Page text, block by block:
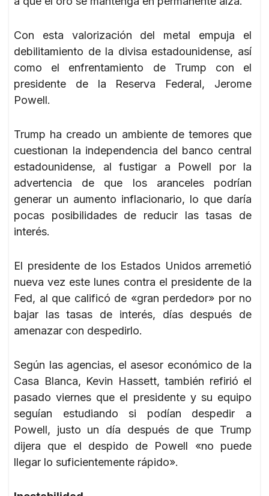
Con esta valorización del metal empuja el
debilitamiento de la divisa estadounidense, así
como el enfrentamiento de Trump con el
presidente de la Reserva Federal, Jerome
Powell.
Trump ha creado un ambiente de temores que
cuestionan la independencia del banco central
estadounidense, al fustigar a Powell por la
advertencia de que los aranceles podrían
generar un aumento inflacionario, lo que daría
pocas posibilidades de reducir las tasas de
interés.
El presidente de los Estados Unidos arremetió
nueva vez este lunes contra el presidente de la
Fed, al que calificó de «gran perdedor» por no
bajar las tasas de interés, días después de
amenazar con despedirlo.
Según las agencias, el asesor económico de la
Casa Blanca, Kevin Hassett, también refirió el
pasado viernes que el presidente y su equipo
seguían estudiando si podían despedir a
Powell, justo un día después de que Trump
dijera que el despido de Powell «no puede
llegar lo suficientemente rápido».